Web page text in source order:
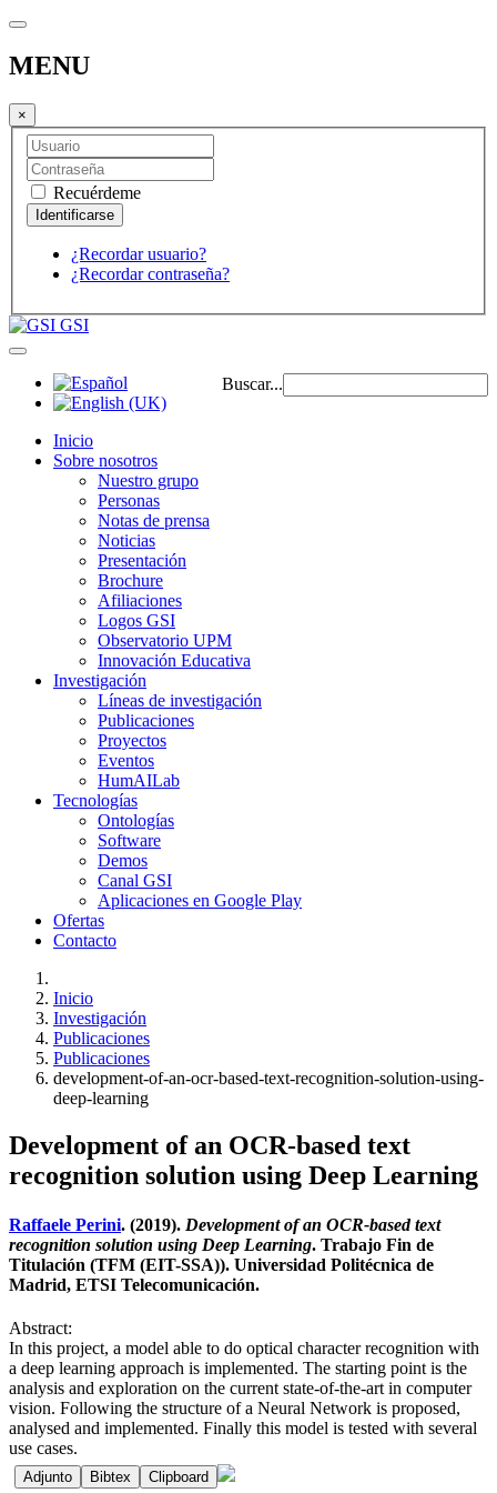
MENU
×
Recuérdeme
¿Recordar usuario?
¿Recordar contraseña?
GSI
Buscar...
Inicio
Sobre nosotros
Nuestro grupo
Personas
Notas de prensa
Noticias
Presentación
Brochure
Afiliaciones
Logos GSI
Observatorio UPM
Innovación Educativa
Investigación
Líneas de investigación
Publicaciones
Proyectos
Eventos
HumAILab
Tecnologías
Ontologías
Software
Demos
Canal GSI
Aplicaciones en Google Play
Ofertas
Contacto
Inicio
Investigación
Publicaciones
Publicaciones
development-of-an-ocr-based-text-recognition-solution-using-
deep-learning
Development of an OCR-based text
recognition solution using Deep Learning
Raffaele Perini. (2019). Development of an OCR-based text
recognition solution using Deep Learning. Trabajo Fin de
Titulación (TFM (EIT-SSA)). Universidad Politécnica de
Madrid, ETSI Telecomunicación.
Abstract:
In this project, a model able to do optical character recognition with
a deep learning approach is implemented. The starting point is the
analysis and exploration on the current state-of-the-art in computer
vision. Following the structure of a Neural Network is proposed,
analysed and implemented. Finally this model is tested with several
use cases.
Adjunto Bibtex Clipboard